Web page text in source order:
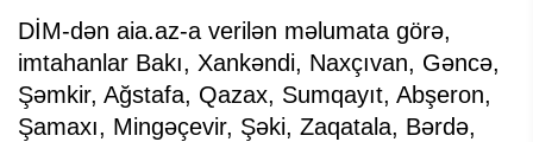
DİM-dən aia.az-a verilən məlumata görə,
imtahanlar Bakı, Xankəndi, Naxçıvan, Gəncə,
Şəmkir, Ağstafa, Qazax, Sumqayıt, Abşeron,
Şamaxı, Mingəçevir, Şəki, Zaqatala, Bərdə,